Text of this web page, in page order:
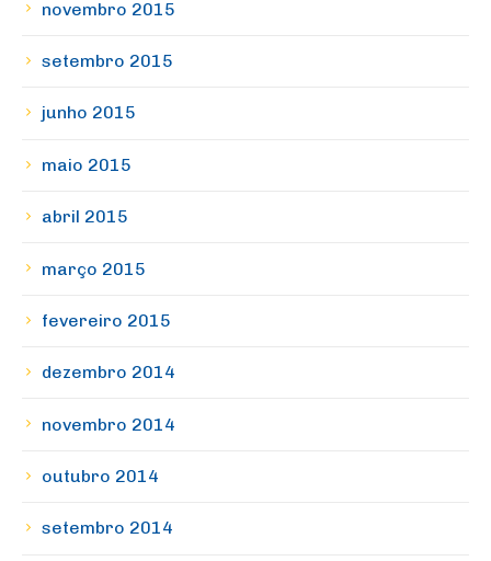
novembro 2015
setembro 2015
junho 2015
maio 2015
abril 2015
março 2015
fevereiro 2015
dezembro 2014
novembro 2014
outubro 2014
setembro 2014